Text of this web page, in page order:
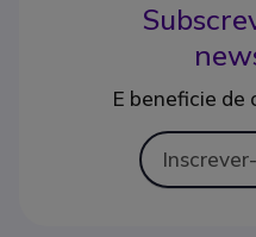
E beneficie de